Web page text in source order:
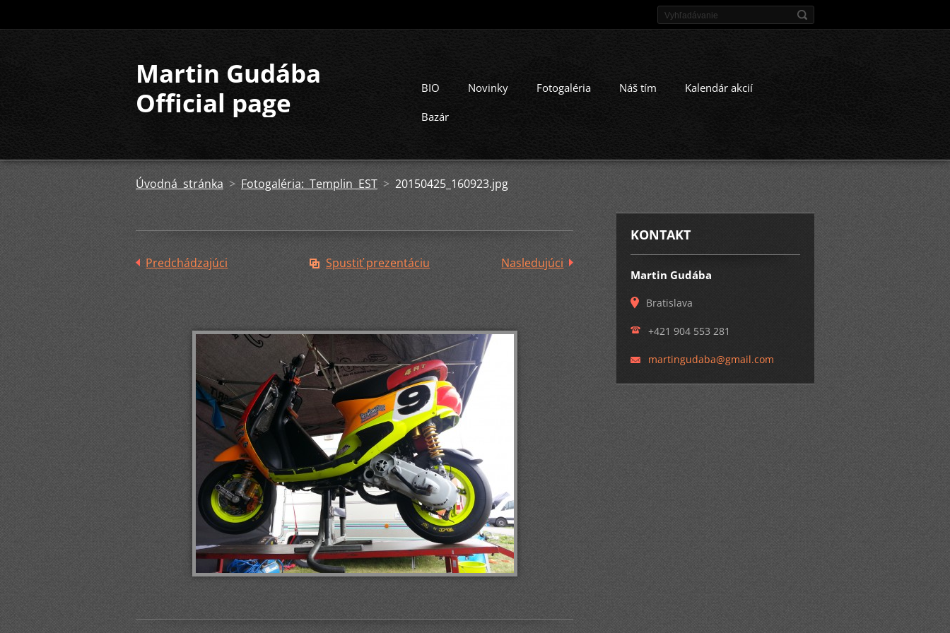
Martin Gudába
Official page
BIO Novinky Fotogaléria Náš tím Kalendár akcií
Bazár
Úvodná stránka > Fotogaléria: Templin EST >20150425_160923.jpg
Predchádzajúci Spustiť prezentáciu Nasledujúci
KONTAKT
Martin Gudába
Bratislava
+421 904 553 281
martingudaba@gmail.com